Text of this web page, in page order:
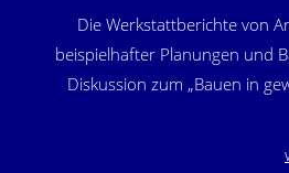
Die Werkstattberichte von
beispielhafter Planungen und
Diskussion zum „Bauen in